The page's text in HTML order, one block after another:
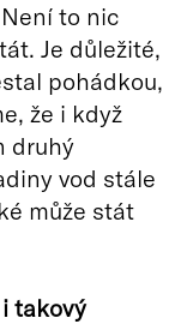
to nic
Je důležité,
pohádkou,
že i když
druhý
vod stále
může stát
takový